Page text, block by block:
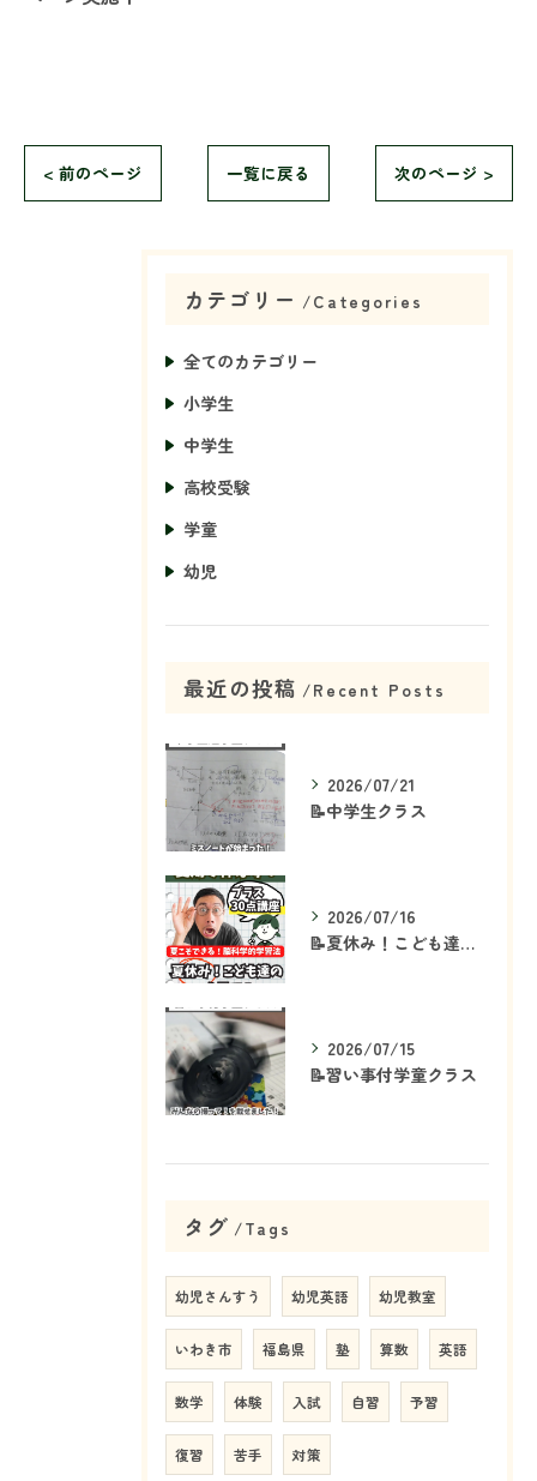
< 前のページ 一覧に戻る 次のページ >
カテゴリー Categories
全てのカテゴリー
小学生
中学生
高校受験
学童
幼児
最近の投稿 Recent Posts
2026/07/21
📝中学生クラス
2026/07/16
📝夏休み！こども達の「ココ」を見て！👀
2026/07/15
📝習い事付学童クラス
タグ Tags
幼児さんすう 幼児英語 幼児教室
いわき市 福島県 塾 算数 英語
数学 体験 入試 自習 予習
復習 苦手 対策